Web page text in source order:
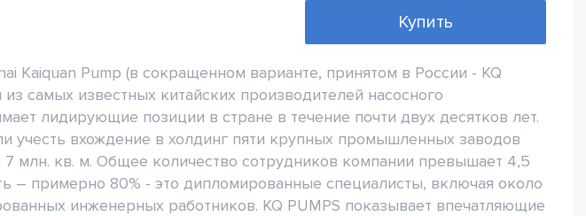
Купить
Kaiquan Pump (в сокращенном варианте, принятом в России - KQ
из самых известных китайских производителей насосного
лидирующие позиции в стране в течение почти двух десятков лет.
учесть вхождение в холдинг пяти крупных промышленных заводов
млн. кв. м. Общее количество сотрудников компании превышает 4,5
– примерно 80% - это дипломированные специалисты, включая около
инженерных работников. KQ PUMPS показывает впечатляющие